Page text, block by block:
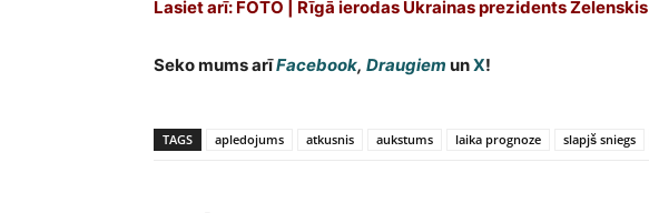
Lasiet arī: FOTO | Rīgā ierodas Ukrainas prezidents Zelenskis
Seko mums arīFacebook, Draugiem unX!
TAGS apledojums atkusnis aukstums laika prognoze slapjš sniegs